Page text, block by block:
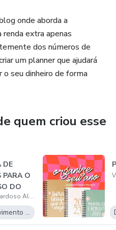
de fotos e vídeos
corram atrás de você
serão fundamentais para
onde aborda a
renda extra apenas
dos números de
um planner que ajudará
o seu dinheiro de forma
quem criou esse
DE
PARA O
DO
BRASILVera Lucia Cardoso Alves
Desenvolvimento Pessoal